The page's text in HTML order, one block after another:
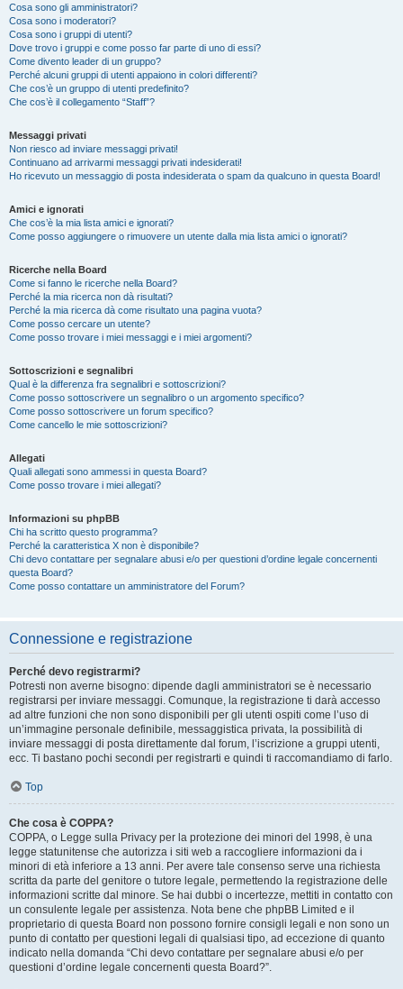
Cosa sono gli amministratori?
Cosa sono i moderatori?
Cosa sono i gruppi di utenti?
Dove trovo i gruppi e come posso far parte di uno di essi?
Come divento leader di un gruppo?
Perché alcuni gruppi di utenti appaiono in colori differenti?
Che cos’è un gruppo di utenti predefinito?
Che cos’è il collegamento “Staff”?
Messaggi privati
Non riesco ad inviare messaggi privati!
Continuano ad arrivarmi messaggi privati indesiderati!
Ho ricevuto un messaggio di posta indesiderata o spam da qualcuno in questa Board!
Amici e ignorati
Che cos’è la mia lista amici e ignorati?
Come posso aggiungere o rimuovere un utente dalla mia lista amici o ignorati?
Ricerche nella Board
Come si fanno le ricerche nella Board?
Perché la mia ricerca non dà risultati?
Perché la mia ricerca dà come risultato una pagina vuota?
Come posso cercare un utente?
Come posso trovare i miei messaggi e i miei argomenti?
Sottoscrizioni e segnalibri
Qual è la differenza fra segnalibri e sottoscrizioni?
Come posso sottoscrivere un segnalibro o un argomento specifico?
Come posso sottoscrivere un forum specifico?
Come cancello le mie sottoscrizioni?
Allegati
Quali allegati sono ammessi in questa Board?
Come posso trovare i miei allegati?
Informazioni su phpBB
Chi ha scritto questo programma?
Perché la caratteristica X non è disponibile?
Chi devo contattare per segnalare abusi e/o per questioni d’ordine legale concernenti
questa Board?
Come posso contattare un amministratore del Forum?
Connessione e registrazione
Perché devo registrarmi?
Potresti non averne bisogno: dipende dagli amministratori se è necessario
registrarsi per inviare messaggi. Comunque, la registrazione ti darà accesso
ad altre funzioni che non sono disponibili per gli utenti ospiti come l’uso di
un’immagine personale definibile, messaggistica privata, la possibilità di
inviare messaggi di posta direttamente dal forum, l’iscrizione a gruppi utenti,
ecc. Ti bastano pochi secondi per registrarti e quindi ti raccomandiamo di farlo.
Top
Che cosa è COPPA?
COPPA, o Legge sulla Privacy per la protezione dei minori del 1998, è una
legge statunitense che autorizza i siti web a raccogliere informazioni da i
minori di età inferiore a 13 anni. Per avere tale consenso serve una richiesta
scritta da parte del genitore o tutore legale, permettendo la registrazione delle
informazioni scritte dal minore. Se hai dubbi o incertezze, mettiti in contatto con
un consulente legale per assistenza. Nota bene che phpBB Limited e il
proprietario di questa Board non possono fornire consigli legali e non sono un
punto di contatto per questioni legali di qualsiasi tipo, ad eccezione di quanto
indicato nella domanda “Chi devo contattare per segnalare abusi e/o per
questioni d’ordine legale concernenti questa Board?”.